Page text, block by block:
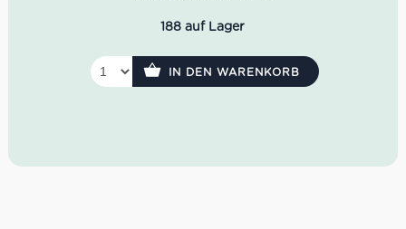
188 auf Lager
IN DEN WARENKORB